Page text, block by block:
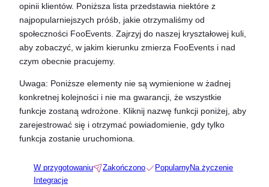
French
Czech
Greek
opinii klientów. Poniższa lista przedstawia niektóre z
najpopularniejszych próśb, jakie otrzymaliśmy od
społeczności FooEvents. Zajrzyj do naszej kryształowej kuli,
aby zobaczyć, w jakim kierunku zmierza FooEvents i nad
czym obecnie pracujemy.
Uwaga: Poniższe elementy nie są wymienione w żadnej
konkretnej kolejności i nie ma gwarancji, że wszystkie
funkcje zostaną wdrożone. Kliknij nazwę funkcji poniżej, aby
zarejestrować się i otrzymać powiadomienie, gdy tylko
funkcja zostanie uruchomiona.
W przygotowaniu Zakończono PopularnyNa życzenie
Integracje